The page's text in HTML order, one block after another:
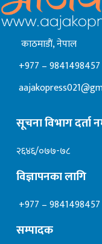
काठमाडाैं, नेपाल
+977 – 9841498457
सूचना विभाग दर्ता
२६४६/०७७-७८
विज्ञापनका लागि
+977 – 9841498457
सम्पादक